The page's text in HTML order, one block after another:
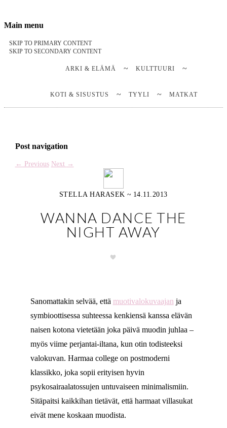
Notes on a life
Stella Harasek & Jarno Jussila
Main menu
SKIP TO PRIMARY CONTENT
SKIP TO SECONDARY CONTENT
ARKI & ELÄMÄ KULTTUURI
KOTI & SISUSTUS TYYLI MATKAT
Post navigation
← Previous Next →
STELLA HARASEK ~ 14.11.2013
WANNA DANCE THE
NIGHT AWAY
Sanomattakin selvää, että muotivalokuvaajan ja
symbioottisessa suhteessa kenkiensä kanssa elävän
naisen kotona vietetään joka päivä muodin juhlaa –
myös viime perjantai-iltana, kun otin todisteeksi
valokuvan. Harmaa college on postmoderni
klassikko, joka sopii erityisen hyvin
psykosairaalatossujen untuvaiseen minimalismiin.
Sitäpaitsi kaikkihan tietävät, että harmaat villasukat
eivät mene koskaan muodista.